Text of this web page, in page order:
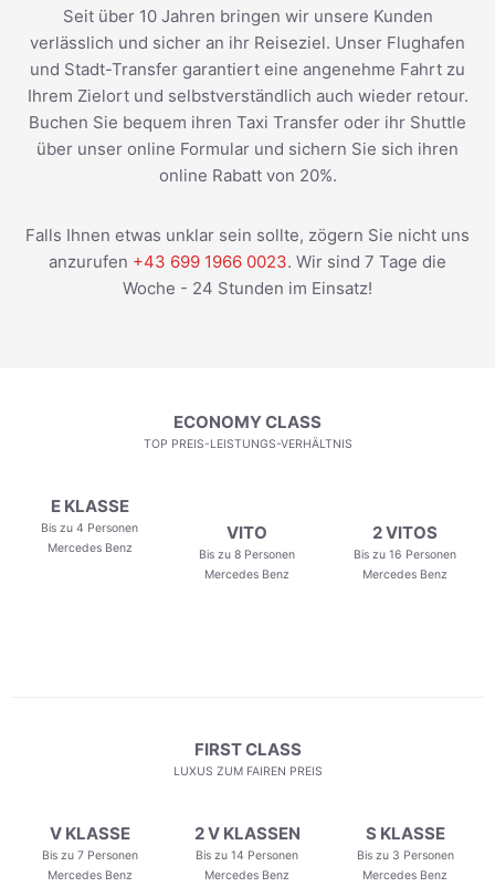
Seit über 10 Jahren bringen wir unsere Kunden
verlässlich und sicher an ihr Reiseziel. Unser Flughafen
und Stadt-Transfer garantiert eine angenehme Fahrt zu
Ihrem Zielort und selbstverständlich auch wieder retour.
Buchen Sie bequem ihren Taxi Transfer oder ihr Shuttle
über unser online Formular und sichern Sie sich ihren
online Rabatt von 20%.
Falls Ihnen etwas unklar sein sollte, zögern Sie nicht uns
anzurufen +43 699 1966 0023. Wir sind 7 Tage die
Woche - 24 Stunden im Einsatz!
ECONOMY CLASS
TOP PREIS-LEISTUNGS-VERHÄLTNIS
E KLASSE
Bis zu 4 Personen
Mercedes Benz
VITO
Bis zu 8 Personen
Mercedes Benz
2 VITOS
Bis zu 16 Personen
Mercedes Benz
FIRST CLASS
LUXUS ZUM FAIREN PREIS
V KLASSE
Bis zu 7 Personen
Mercedes Benz
2 V KLASSEN
Bis zu 14 Personen
Mercedes Benz
S KLASSE
Bis zu 3 Personen
Mercedes Benz